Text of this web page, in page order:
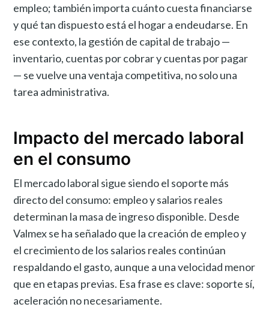
empleo; también importa cuánto cuesta financiarse
y qué tan dispuesto está el hogar a endeudarse. En
ese contexto, la gestión de capital de trabajo —
inventario, cuentas por cobrar y cuentas por pagar
— se vuelve una ventaja competitiva, no solo una
tarea administrativa.
Impacto del mercado laboral
en el consumo
El mercado laboral sigue siendo el soporte más
directo del consumo: empleo y salarios reales
determinan la masa de ingreso disponible. Desde
Valmex se ha señalado que la creación de empleo y
el crecimiento de los salarios reales continúan
respaldando el gasto, aunque a una velocidad menor
que en etapas previas. Esa frase es clave: soporte sí,
aceleración no necesariamente.